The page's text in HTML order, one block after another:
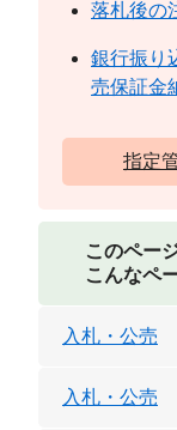
落札後の
銀行振り
売保証金
指定
このペー
こんなペ
入札・公売
入札・公売